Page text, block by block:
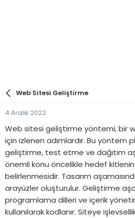
Web Sitesi Geliştirme
4 Aralık 2022
Web sitesi geliştirme yöntemi, bir
için izlenen adımlardır. Bu yöntem
geliştirme, test etme ve dağıtım
önemli konu öncelikle hedef
belirlenmesidir. Tasarım
arayüzler oluşturulur. Geliştirme
programlama dilleri ve içerik
kullanılarak kodlanır. Siteye